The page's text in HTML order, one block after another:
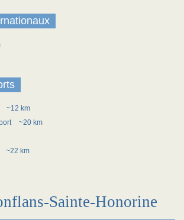
~12 km
~20 km
~22 km
Sainte-Honorine